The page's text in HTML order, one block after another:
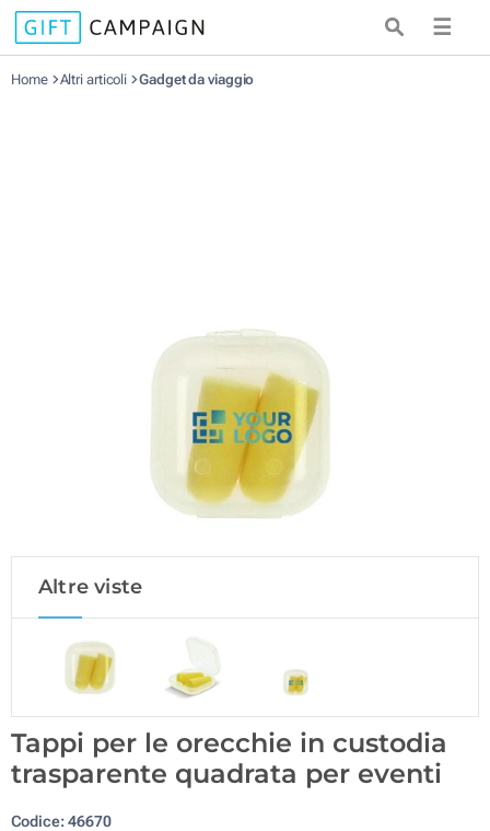
☰
Home Altri articoli Gadget da viaggio
Altre viste
Tappi per le orecchie in custodia
trasparente quadrata per eventi
Codice:46670